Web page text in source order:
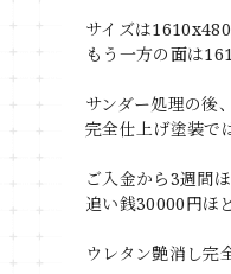
サイズは
もう一方の面は
サンダー処理の後
完全仕上げ塗装で
ご入金から3週間
追い銭30000円ほ
ウレタン艶消し完